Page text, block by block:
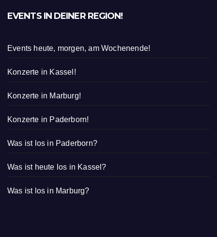
EVENTS IN DEINER REGION!
Events heute, morgen, am Wochenende!
Konzerte in Kassel!
Konzerte in Marburg!
Konzerte in Paderborn!
Was ist los in Paderborn?
Was ist heute los in Kassel?
Was ist los in Marburg?